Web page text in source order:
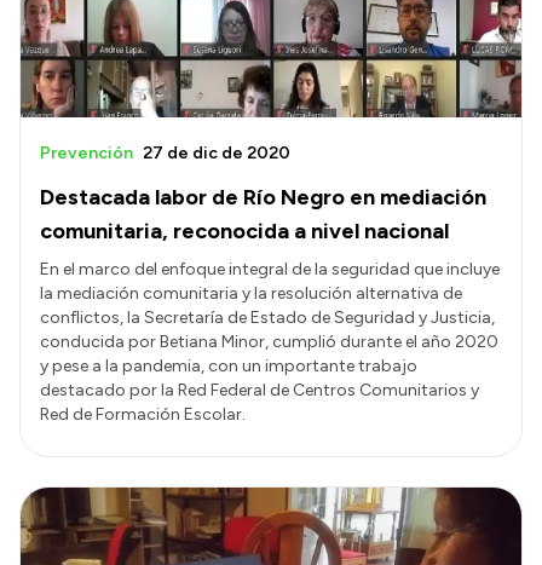
Destacada labor de Río Negro en mediación
comunitaria, reconocida a nivel nacional
Prevención 27 de dic de 2020
En el marco del enfoque integral de la seguridad que incluye
la mediación comunitaria y la resolución alternativa de
conflictos, la Secretaría de Estado de Seguridad y Justicia,
conducida por Betiana Minor, cumplió durante el año 2020
y pese a la pandemia, con un importante trabajo
destacado por la Red Federal de Centros Comunitarios y
Red de Formación Escolar.